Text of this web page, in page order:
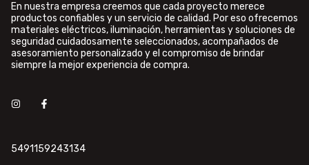
En nuestra empresa creemos que cada proyecto merece
productos confiables y un servicio de calidad. Por eso ofrecemos
materiales eléctricos, iluminación, herramientas y soluciones de
seguridad cuidadosamente seleccionados, acompañados de
asesoramiento personalizado y el compromiso de brindar
siempre la mejor experiencia de compra.
5491159243134